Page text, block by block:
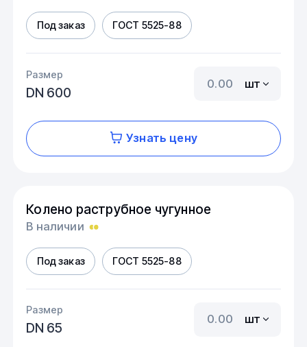
Под заказ ГОСТ 5525-88
Размер
DN 600
шт
Узнать цену
Колено раструбное чугунное
В наличии
Под заказ ГОСТ 5525-88
Размер
DN 65
шт